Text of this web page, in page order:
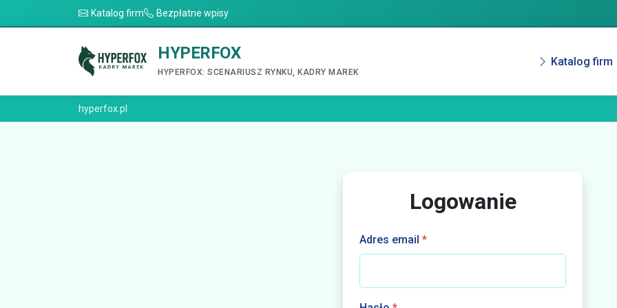
Katalog firm Bezpłatne wpisy
HYPERFOX
HYPERFOX: SCENARIUSZ RYNKU, KADRY MAREK
Katalog firm
hyperfox.pl
Logowanie
Adres email *